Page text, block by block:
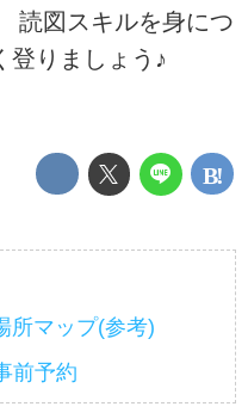
読図スキルを身につ
登りましょう♪
所マップ(参考)
前予約